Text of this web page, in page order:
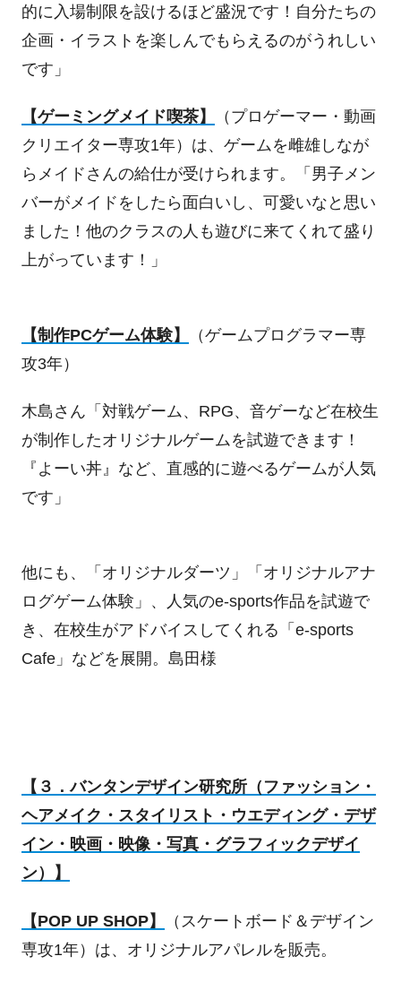
的に入場制限を設けるほど盛況です！自分たちの
企画・イラストを楽しんでもらえるのがうれしい
です」
【ゲーミングメイド喫茶】
（プロゲーマー・動画
クリエイター専攻1年）は、ゲームを雌雄しなが
らメイドさんの給仕が受けられます。「男子メン
バーがメイドをしたら面白いし、可愛いなと思い
ました！他のクラスの人も遊びに来てくれて盛り
上がっています！」
【制作PCゲーム体験】
（ゲームプログラマー専
攻3年）
木島さん「対戦ゲーム、 RPG、音ゲーなど在校生
が制作したオリジナルゲームを試遊できます！
『よーい丼』など、直感的に遊べるゲームが人気
です」
他にも、「オリジナルダーツ」「オリジナルアナ
ログゲーム体験」、人気のe-sports作品を試遊で
き、在校生がアドバイスしてくれる「 e-sports
Cafe」などを展開。島田様
【３．バンタンデザイン研究所（ファッション・
ヘアメイク・スタイリスト・ウエディング・デザ
イン・映画・映像・写真・グラフィックデザイ
ン）】
【POP UP SHOP】
（スケートボード＆デザイン
専攻1年）は、オリジナルアパレルを販売。